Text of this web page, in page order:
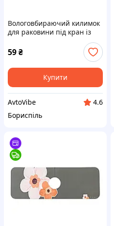
Вологовбираючий килимок
для раковини під кран із
поліестеру 37,5*13 см HP-
42-12W
59₴
Купити
AvtoVibe
4.6
Бориспіль